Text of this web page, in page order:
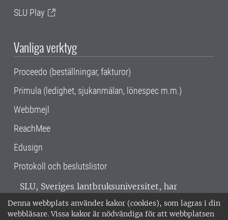
Denna webbplats använder kakor (cookies), som lagras i din
webbläsare. Vissa kakor är nödvändiga för att webbplatsen
SLU Play
Vanliga verktyg
Proceedo (beställningar, fakturor)
Primula (ledighet, sjukanmälan, lönespec m.m.)
Webbmejl
ReachMee
Edusign
Protokoll och beslutslistor
SLU, Sveriges lantbruksuniversitet, har
verksamhet över hela Sverige. Huvudorter är
Alnarp, Uppsala och Umeå.SLU är